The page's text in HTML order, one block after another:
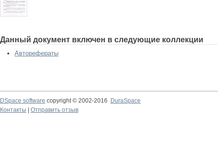
Данный документ включен в следующие коллекции
Авторефераты
DSpace software copyright © 2002-2016
DuraSpace
Контакты
Отправить отзыв